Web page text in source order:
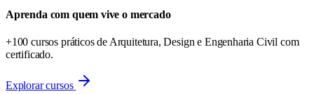
Aprenda com quem vive o mercado
+100 cursos práticos de Arquitetura, Design e Engenharia Civil com
certificado.
Explorar cursos